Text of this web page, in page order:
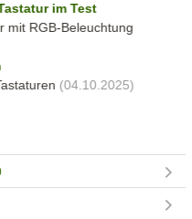
im Test
mit RGB-Beleuchtung
(04.10.2025)